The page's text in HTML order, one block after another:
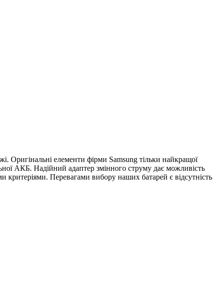
Оригінальні елементи фірми Samsung тільки найкращої
АКБ. Надійний адаптер змінного струму дає можливість
критеріями. Перевагами вибору наших батарей є відсутність